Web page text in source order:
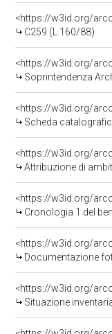
<https://w3id.org/
C259 (L.160/88)
<https://w3id.org/
Soprintendenza
<https://w3id.org/
Scheda
<https://w3id.org/
Attribuzione di
<https://w3id.org/
Cronologia 1 del
Documentazione
<https://w3id.org/
Situazione